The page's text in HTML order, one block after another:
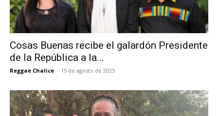
Cosas Buenas recibe el galardón Presidente
de la República a la...
Reggae Chalice - 15 de agosto de 2025